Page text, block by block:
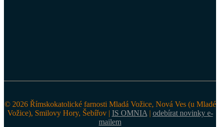
© 2026 Římskokatolické farnosti Mladá Vožice, Nová Ves (u Mladé
Vožice), Smilovy Hory, Šebířov | IS OMNIA| odebírat novinky e-
mailem